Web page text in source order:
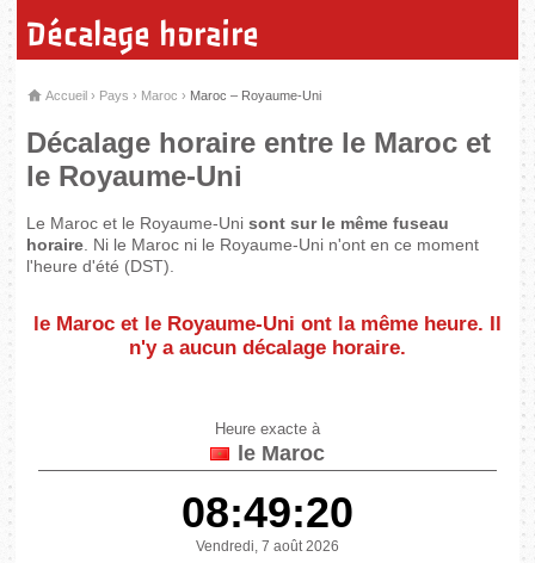
Décalage horaire
Accueil › Pays › Maroc › Maroc – Royaume-Uni
Décalage horaire entre le Maroc et
le Royaume-Uni
Le Maroc et le Royaume-Unisont sur le même fuseau
horaire . Ni le Maroc ni le Royaume-Uni n'ont en ce moment
l'heure d'été (DST).
le Maroc et le Royaume-Uni ont la même heure. Il
n'y a aucun décalage horaire.
Heure exacte à
le Maroc
08:49:20
Vendredi, 7 août 2026